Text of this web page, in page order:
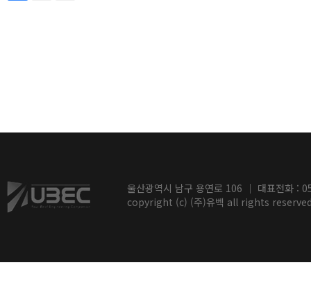
울산광역시 남구 용연로 106 ｜ 대표전화
copyright (c) (주)유벡 all rights